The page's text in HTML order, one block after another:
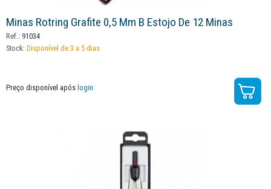
Minas Rotring Grafite 0,5 Mm B Estojo De 12 Minas
Ref.: 91034
Stock: Disponível de 3 a 5 dias
Preço disponível após login